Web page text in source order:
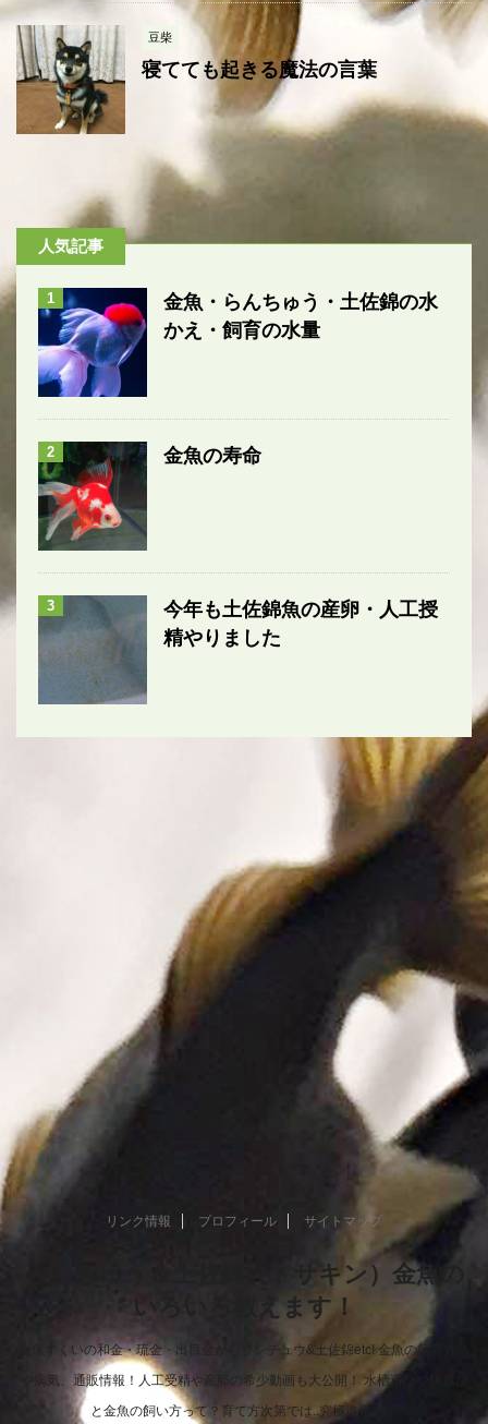
豆柴
寝てても起きる魔法の言葉
人気記事
1
金魚・らんちゅう・土佐錦の水
かえ・飼育の水量
2 金魚の寿命
3
今年も土佐錦魚の産卵・人工授
精やりました
リンク情報 プロフィール サイトマップ
らんちゅう＆土佐錦（トサキン）金魚の
いろいろ教えます！
金魚すくいの和金・琉金・出目金からランチュウ&土佐錦etc! 金魚の飼育方法
や病気、通販情報！人工受精や産卵の希少動画も大公開！ 水槽選びや餌選び
と金魚の飼い方って？育て方次第では..究極進化！！